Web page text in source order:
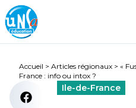
Accueil > Articles régionaux > «
France : info ou intox ?
Ile-de-France